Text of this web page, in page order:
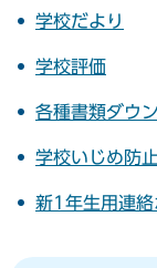
学校だより
学校評価
各種書類ダウ
学校いじめ防
新1年生用連絡